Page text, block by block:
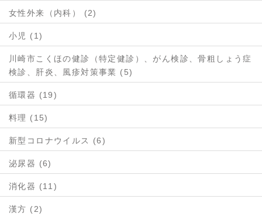
女性外来（内科） (2)
小児 (1)
川崎市こくほの健診（特定健診）、がん検診、骨粗しょう症
検診、肝炎、風疹対策事業 (5)
循環器 (19)
料理 (15)
新型コロナウイルス (6)
泌尿器 (6)
消化器 (11)
漢方 (2)